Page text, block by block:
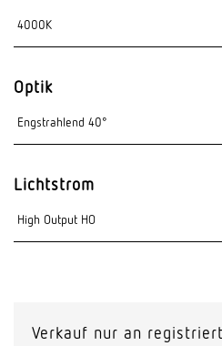
Optik
Lichtstrom
Verkauf nur an